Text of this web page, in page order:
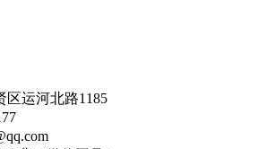
区运河北路1185